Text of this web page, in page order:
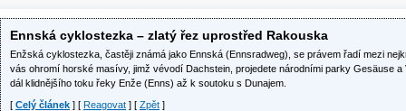
Ennská cyklostezka – zlatý řez uprostřed Rakouska
Enžská cyklostezka, častěji známá jako Ennská (Ennsradweg), se právem řadí mezi
vás ohromí horské masívy, jimž vévodí Dachstein, projedete národními parky Gesäuse a
dál klidnějšího toku řeky Enže (Enns) až k soutoku s Dunajem.
[ Celý článek ] [ Reagovat ] [ Zpět ]